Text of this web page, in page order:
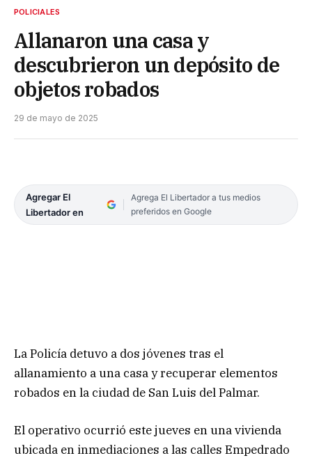
POLICIALES
Allanaron una casa y
descubrieron un depósito de
objetos robados
29 de mayo de 2025
Agregar El
Libertador en
Agrega El Libertador a tus medios
preferidos en Google
La Policía detuvo a dos jóvenes tras el
allanamiento a una casa y recuperar elementos
robados en la ciudad de San Luis del Palmar.
El operativo ocurrió este jueves en una vivienda
ubicada en inmediaciones a las calles Empedrado